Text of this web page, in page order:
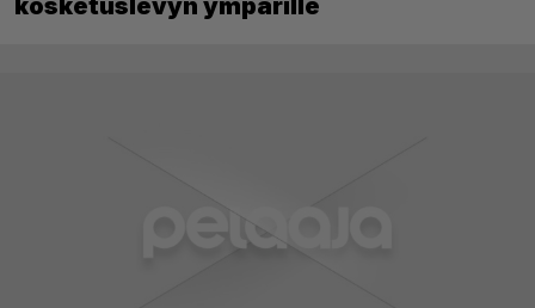
kosketuslevyn ympärille